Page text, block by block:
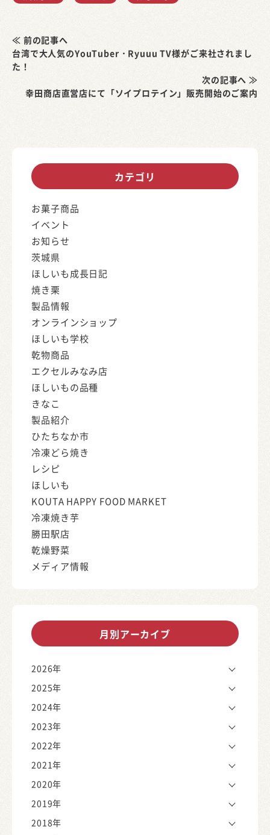
≪ 前の記事へ
台湾で大人気のYouTuber・Ryuuu TV様がご来社されまし
た！
次の記事へ ≫
幸田商店直営店にて「ソイプロテイン」販売開始のご案内
カテゴリ
お菓子商品
イベント
お知らせ
茨城県
ほしいも成長日記
焼き栗
製品情報
オンラインショップ
ほしいも学校
乾物商品
エクセルみなみ店
ほしいもの品種
きなこ
製品紹介
ひたちなか市
冷凍どら焼き
レシピ
ほしいも
KOUTA HAPPY FOOD MARKET
冷凍焼き芋
勝田駅店
乾燥野菜
メディア情報
月別アーカイブ
2026年
2025年
2024年
2023年
2022年
2021年
2020年
2019年
2018年